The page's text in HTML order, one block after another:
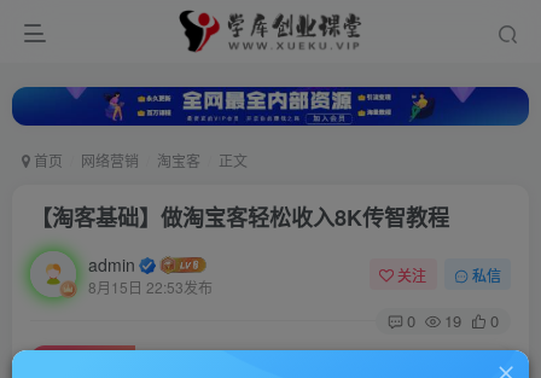
首页 网络营销 淘宝客 正文
【淘客基础】做淘宝客轻松收入8K传智教程
admin
8月15日 22:53发布
关注 私信
0 19 0
付费资源